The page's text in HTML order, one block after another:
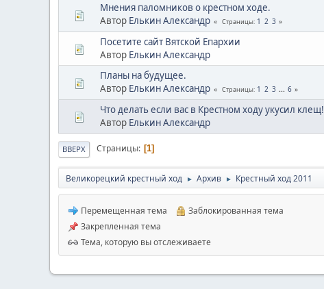
Мнения паломников о крестном ходе.
Автор Елькин Александр Страницы 1 2 3
Посетите сайт Вятской Епархии
Автор Елькин Александр
Планы на будущее.
Автор Елькин Александр Страницы 1 2 3 ... 6
Что делать если вас в Крестном ходу укусил клещ!
Автор Елькин Александр
ВВЕРХ Страницы 1
Великорецкий крестный ход ► Архив ► Крестный ход 2011
Перемещенная тема
Заблокированная тема
Закрепленная тема
Тема, которую вы отслеживаете